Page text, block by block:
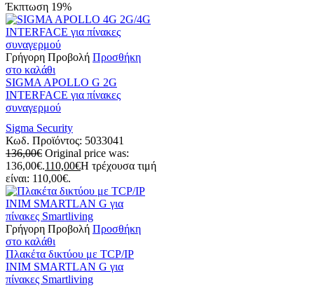
Έκπτωση 19%
Γρήγορη Προβολή Προσθήκη
στο καλάθι
SIGMA APOLLO G 2G
INTERFACE για πίνακες
συναγερμού
Sigma Security
Κωδ. Προϊόντος: 5033041
136,00€ Original price was:
136,00€.110,00€Η τρέχουσα τιμή
είναι: 110,00€.
Γρήγορη Προβολή Προσθήκη
στο καλάθι
Πλακέτα δικτύου με TCP/IP
INIM SMARTLAN G για
πίνακες Smartliving